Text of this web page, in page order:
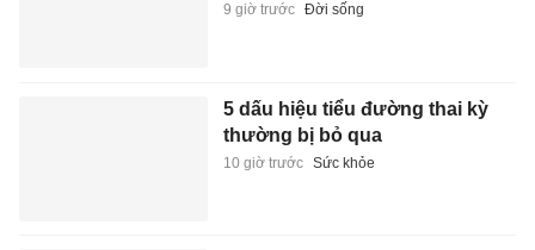
9 giờ trước Đời sống
5 dấu hiệu tiểu đường thai kỳ
thường bị bỏ qua
10 giờ trước Sức khỏe